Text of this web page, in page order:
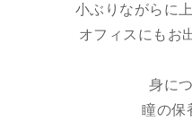
小ぶりながらに
オフィスにもお
身に
瞳の保